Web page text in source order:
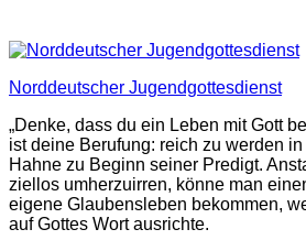
Norddeutscher Jugendgottesdienst
„Denke, dass du ein Leben mit Gott
ist deine Berufung: reich zu werden in
Hahne zu Beginn seiner Predigt.
ziellos umherzuirren, könne man
eigene Glaubensleben bekommen,
auf Gottes Wort ausrichte.